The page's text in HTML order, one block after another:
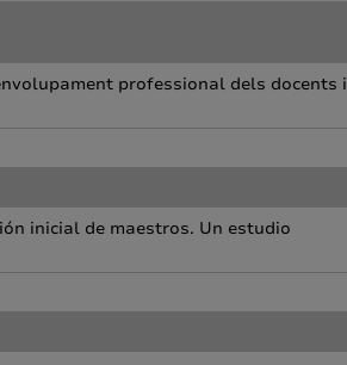
professional dels docents i
inicial de maestros. Un estudio